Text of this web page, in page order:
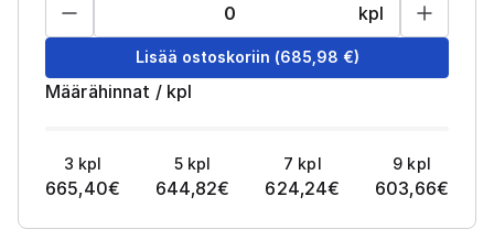
kpl
Lisää ostoskoriin (685,98 €)
Määrähinnat / kpl
3 kpl
665,40€
5 kpl
644,82€
7 kpl
624,24€
9 kpl
603,66€